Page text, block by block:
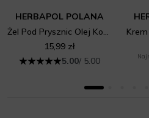
HERBAPOL POLANA
Żel Pod Prysznic Olej Konopny Pomarańcza
15,99 zł
5.00/ 5.00